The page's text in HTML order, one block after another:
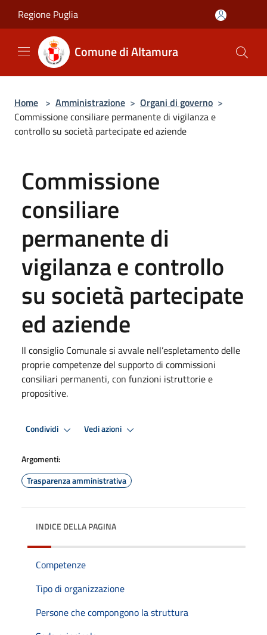
Regione Puglia
Comune di Altamura
Home > Amministrazione > Organi di governo >
Commissione consiliare permanente di vigilanza e
controllo su società partecipate ed aziende
Commissione
consiliare
permanente di
vigilanza e controllo
su società partecipate
ed aziende
Il consiglio Comunale si avvale nell’espletamento delle
proprie competenze del supporto di commissioni
consiliari permanenti, con funzioni istruttorie e
propositive.
Condividi Vedi azioni
Argomenti:
Trasparenza amministrativa
INDICE DELLA PAGINA
Competenze
Tipo di organizzazione
Persone che compongono la struttura